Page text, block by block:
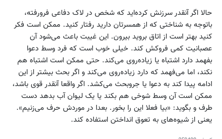
حالا اگر آنقدر سرزنش کرده‌اید که شخص در لاک دفاعی فرورفته،
باتوجه به شناختی که از همسرتان دارید رفتار کنید. ممکن است فکر
کنید بهتر است از اتاق بروید بیرون. این غیبت باعث می‌شود آن
عصبانیت کمی فروکش کند. خیلی خوب است که فرد وسط دعوا
بفهمد دارد اشتباه یا زیاده‌روی می‌کند. حتی ممکن است اشتباه هم
نکند، اما می‌فهمد که دارد زیاده‌روی می‌کند و اگر بحث بیشتر از این
ادامه پیدا کند به دعوا یا جروبحث می‌کشد. اگر واقعا آنقدر قوی باشد،
ممکن است آن وسط شوخی هم بکند یا یک لیوان آب بدهد دست
طرف و بگوید: «بیا فعلا این را بخور. بعدا در موردش حرف می‌زنیم».
یعنی از شیوه‌های به تعوق انداختن استفاده کند.